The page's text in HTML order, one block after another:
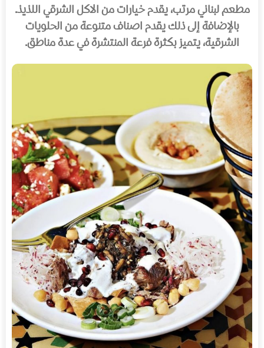
مطعم لبناني مرتب، يقدم خيارات من الاكل الشرقي اللذيذ.
بالإضافة إلى ذلك يقدم اصناف متنوعة من الحلويات
الشرقية، يتميز بكثرة فرعة المنتشرة في عدة مناطق.